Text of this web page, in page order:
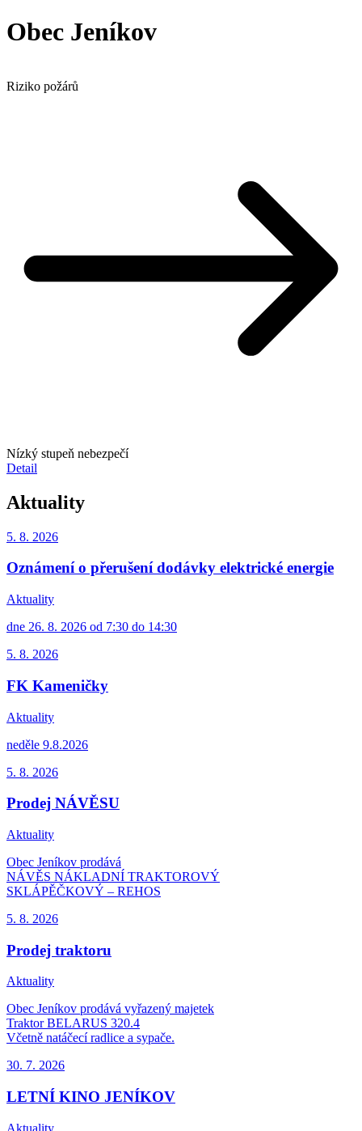
Obec Jeníkov
Riziko požárů
Nízký stupeň nebezpečí
Detail
Aktuality
5. 8. 2026
Oznámení o přerušení dodávky elektrické energie
Aktuality
dne 26. 8. 2026 od 7:30 do 14:30
5. 8. 2026
FK Kameničky
Aktuality
neděle 9.8.2026
5. 8. 2026
Prodej NÁVĚSU
Aktuality
Obec Jeníkov prodává
NÁVĚS NÁKLADNÍ TRAKTOROVÝ
SKLÁPĚČKOVÝ – REHOS
5. 8. 2026
Prodej traktoru
Aktuality
Obec Jeníkov prodává vyřazený majetek
Traktor BELARUS 320.4
Včetně natáčecí radlice a sypače.
30. 7. 2026
LETNÍ KINO JENÍKOV
Aktuality